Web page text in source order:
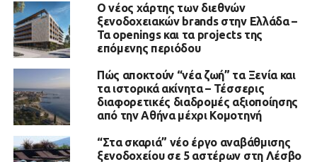
Ο νέος χάρτης των διεθνών
ξενοδοχειακών brands στην Ελλάδα –
Τα openings και τα projects της
επόμενης περιόδου
Πώς αποκτούν “νέα ζωή” τα Ξενία και
τα ιστορικά ακίνητα – Τέσσερις
διαφορετικές διαδρομές αξιοποίησης
από την Αθήνα μέχρι Κομοτηνή
“Στα σκαριά” νέο έργο αναβάθμισης
ξενοδοχείου σε 5 αστέρων στη Λέσβο